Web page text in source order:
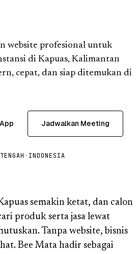
website profesional untuk
di Kapuas, Kalimantan
cepat, dan siap ditemukan di
Jadwalkan Meeting
· INDONESIA
semakin ketat, dan calon
produk serta jasa lewat
Tanpa website, bisnis
Bee Mata hadir sebagai